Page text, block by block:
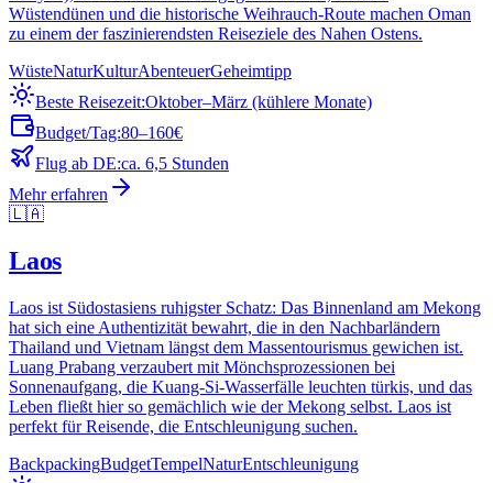
Wüstendünen und die historische Weihrauch-Route machen Oman
zu einem der faszinierendsten Reiseziele des Nahen Ostens.
WüsteNaturKulturAbenteuerGeheimtipp
Beste Reisezeit:Oktober–März (kühlere Monate)
Budget/Tag:80–160€
Flug ab DE:ca. 6,5 Stunden
Mehr erfahren
🇱🇦
Laos
Laos ist Südostasiens ruhigster Schatz: Das Binnenland am Mekong
hat sich eine Authentizität bewahrt, die in den Nachbarländern
Thailand und Vietnam längst dem Massentourismus gewichen ist.
Luang Prabang verzaubert mit Mönchsprozessionen bei
Sonnenaufgang, die Kuang-Si-Wasserfälle leuchten türkis, und das
Leben fließt hier so gemächlich wie der Mekong selbst. Laos ist
perfekt für Reisende, die Entschleunigung suchen.
BackpackingBudgetTempelNaturEntschleunigung